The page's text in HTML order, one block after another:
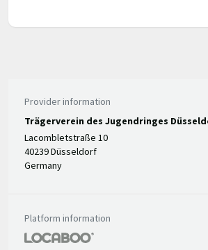
Provider information
Trägerverein des Jugendringes
Lacombletstraße 10
40239 Düsseldorf
Germany
Platform information